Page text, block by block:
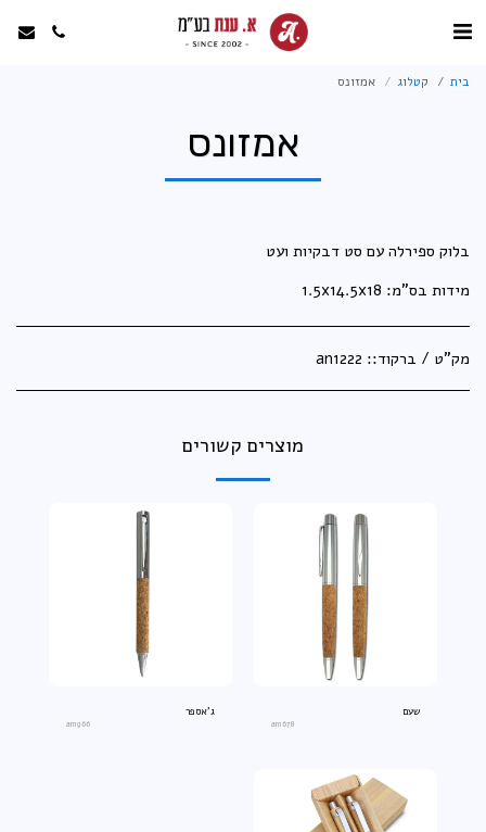
בית קטלוג אמזונס
אמזונס
מידות בס"מ: 1.5x14.5x18
מק"ט / ברקוד:: an1222
מוצרים קשורים
שעם
an1678
ג'אספר
an1966